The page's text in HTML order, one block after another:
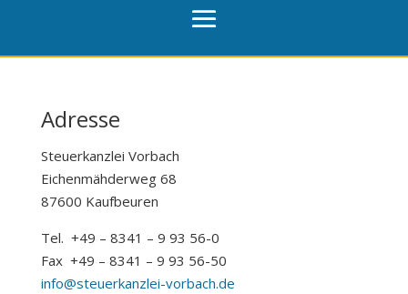
Adresse
Steuerkanzlei Vorbach
Eichenmähderweg 68
87600 Kaufbeuren
Tel. +49 – 8341 – 9 93 56-0
Fax +49 – 8341 – 9 93 56-50
info@steuerkanzlei-vorbach.de